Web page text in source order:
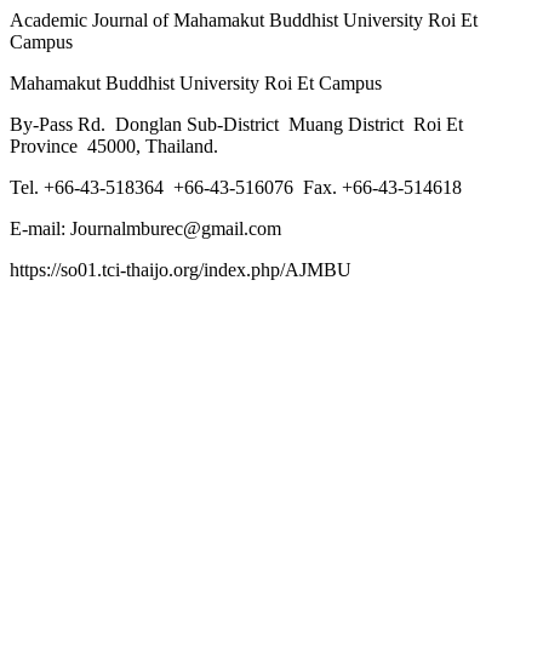
Academic Journal of Mahamakut Buddhist University Roi Et
Campus
Mahamakut Buddhist University Roi Et Campus
By-Pass Rd. Donglan Sub-District Muang District Roi Et
Province 45000, Thailand.
Tel. +66-43-518364 +66-43-516076 Fax. +66-43-514618
E-mail: Journalmburec@gmail.com
https://so01.tci-thaijo.org/index.php/AJMBU